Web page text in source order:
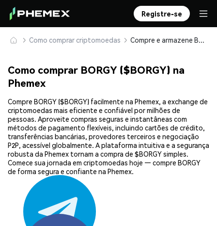
Registre-se
Como comprar criptomoedas Compre e armazene BORGY ($BORGY) com segurança
Como comprar BORGY ($BORGY) na
Phemex
Compre BORGY ($BORGY) facilmente na Phemex, a exchange de
criptomoedas mais eficiente e confiável por milhões de
pessoas. Aproveite compras seguras e instantâneas com
métodos de pagamento flexíveis, incluindo cartões de crédito,
transferências bancárias, provedores terceiros e negociação
P2P, acessível globalmente. A plataforma intuitiva e a segurança
robusta da Phemex tornam a compra de $BORGY simples.
Comece sua jornada em criptomoedas hoje — compre BORGY
de forma segura e confiante na Phemex.